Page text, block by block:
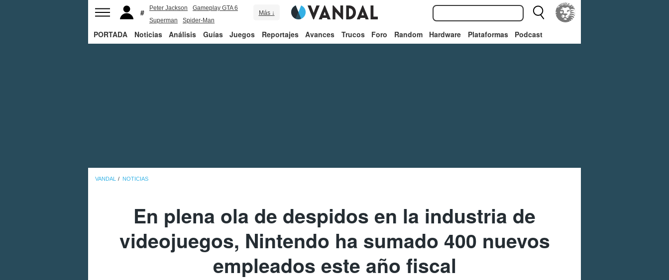
Peter Jackson
Gameplay GTA 6
Superman
Spider-Man
Más ↓
PORTADA Noticias Análisis Guías Juegos Reportajes Avances Trucos Foro Random Hardware Plataformas Podcast
VANDAL NOTICIAS
En plena ola de despidos en la industria de
videojuegos, Nintendo ha sumado 400 nuevos
empleados este año fiscal